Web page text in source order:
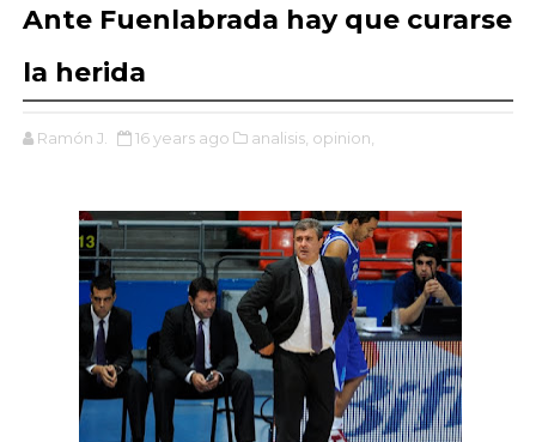
Ante Fuenlabrada hay que curarse
la herida
Ramón J. 16 years ago analisis, opinion,